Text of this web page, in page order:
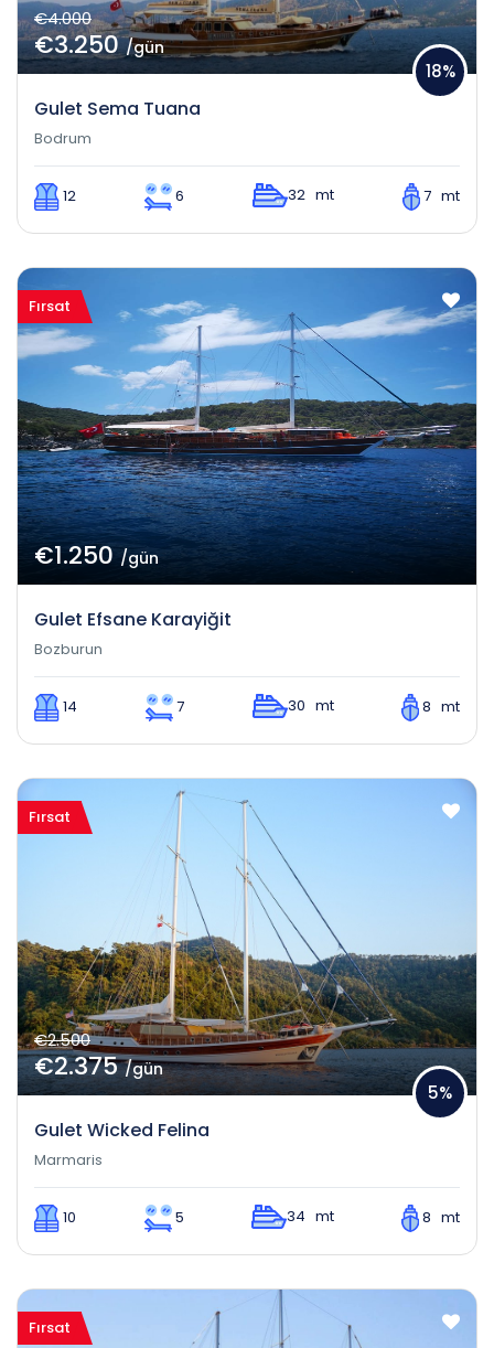
€4.000
€3.250/gün
Gulet Sema Tuana
18%
Bodrum
12 6 32 mt 7 mt
Fırsat
€1.250/gün
Gulet Efsane Karayiğit
Bozburun
14 7 30 mt 8 mt
Fırsat
€2.500
€2.375/gün
Gulet Wicked Felina
5%
Marmaris
10 5 34 mt 8 mt
Fırsat